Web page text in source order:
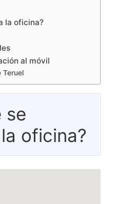
la oficina?
al móvil
Teruel
se
oficina?